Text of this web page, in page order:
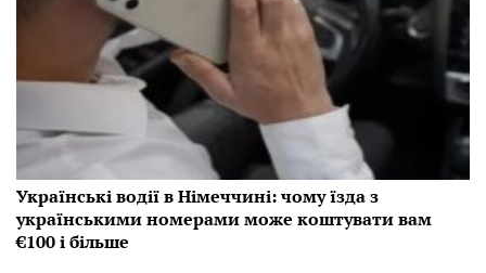
Українські водії в Німеччині: чому їзда з
українськими номерами може коштувати вам
€100 і більше